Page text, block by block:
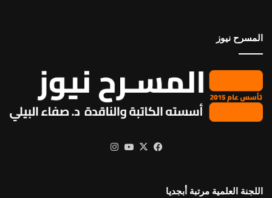
المسرح نيوز
فيسبوك
X يوتيوب
اللجنة العلمية مرتبة أبجديا